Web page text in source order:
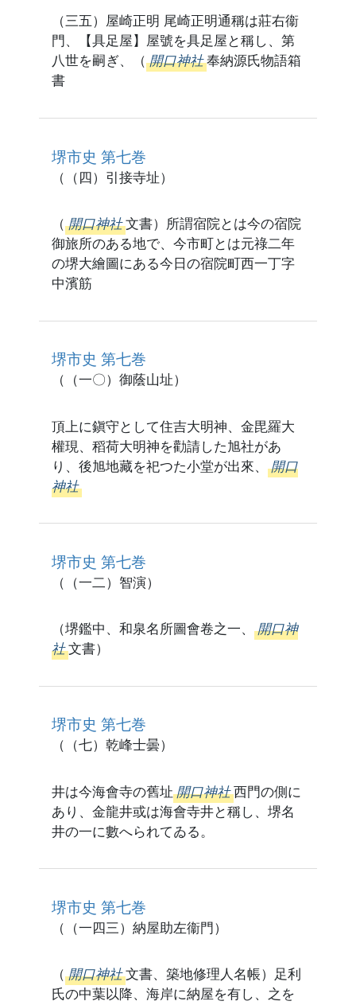
（三五）屋崎正明 尾崎正明通稱は莊右衞
門、【具足屋】屋號を具足屋と稱し、第
八世を嗣ぎ、（ 開口神社 奉納源氏物語箱
書
堺市史 第七巻
（（四）引接寺址）
（ 開口神社 文書）所謂宿院とは今の宿院
御旅所のある地で、今市町とは元祿二年
の堺大繪圖にある今日の宿院町西一丁字
中濱筋
堺市史 第七巻
（（一〇）御蔭山址）
頂上に鎭守として住吉大明神、金毘羅大
權現、稻荷大明神を勸請した旭社があ
り、後旭地藏を祀つた小堂が出來、 開口
神社
堺市史 第七巻
（（一二）智演）
（堺鑑中、和泉名所圖會卷之一、 開口神
社 文書）
堺市史 第七巻
（（七）乾峰士曇）
井は今海會寺の舊址 開口神社 西門の側に
あり、金龍井或は海會寺井と稱し、堺名
井の一に數へられてゐる。
堺市史 第七巻
（（一四三）納屋助左衞門）
（ 開口神社 文書、築地修理人名帳）足利
氏の中葉以降、海岸に納屋を有し、之を